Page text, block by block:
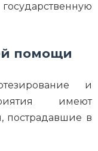
помощи
и
имеют
пострадавшие в